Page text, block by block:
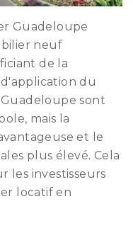
Guadeloupe
neuf
de la
du
sont
mais la
et le
plus élevé. Cela
les investisseurs
locatif en